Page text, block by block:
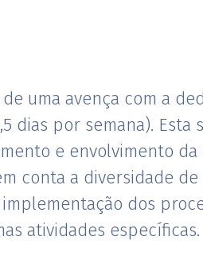
uma avença com a
dias por semana). Esta
e envolvimento da
conta a diversidade
dos
atividades específicas.